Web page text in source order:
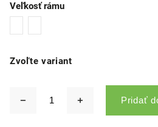
Zvoľte variant
Veľkosť rámu
Pridať